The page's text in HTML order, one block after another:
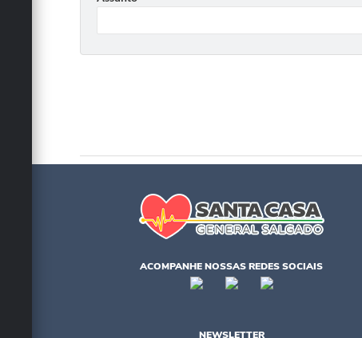
ACOMPANHE NOSSAS REDES SOCIAIS
NEWSLETTER